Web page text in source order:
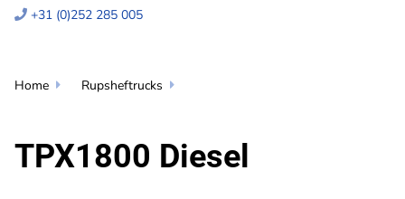
 +31 (0)252 285 005
Home  Rupsheftrucks 
TPX1800 Diesel